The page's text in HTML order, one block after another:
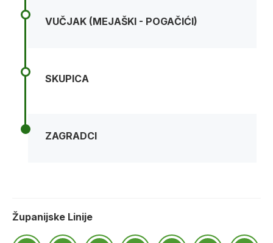
VUČJAK (MEJAŠKI - POGAČIĆI)
SKUPICA
ZAGRADCI
Županijske Linije